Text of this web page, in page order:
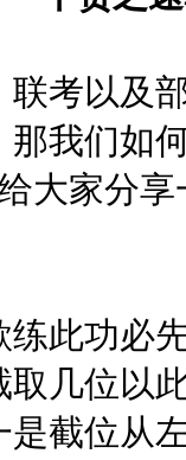
以及部
那我们如
大家分
功必先
取几位以
是截位从